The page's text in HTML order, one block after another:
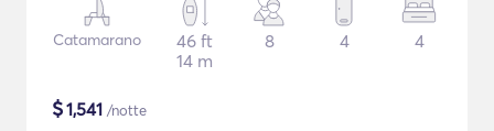
Catamarano
46 ft
14 m
8 4 4
$1,541 /notte